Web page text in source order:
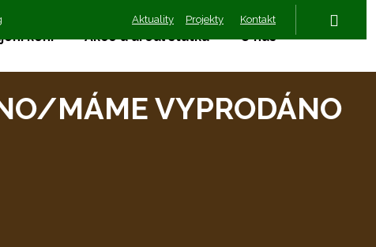
Aktuality Projekty Kontakt
koní Akce a areál statku O nás
MÁME VYPRODÁNO